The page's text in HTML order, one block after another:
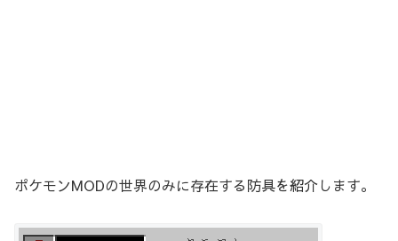
ポケモンMODの世界のみに存在する防具を紹介します。